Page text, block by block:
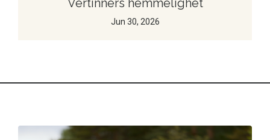
Vertinners hemmelighet
Jun 30, 2026